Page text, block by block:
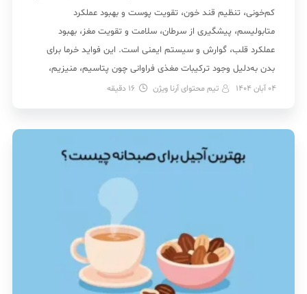
کم‌خونی، تنظیم قند خون، تقویت پوست و بهبود عملکرد
متابولیسم، پیشگیری از سرطان، سلامت و تقویت مغز، بهبود
عملکرد قلب، گوارش و سیستم ایمنی است. این فواید خرما برای
بدن به‌دلیل وجود ترکیبات مغذی فراوانی چون پتاسیم، منیزیم،
آهن، فیبر و آنتی‌اکسیدان‌های طبیعی است […]
04 آبان 1404 تیم محتوای آرنا ویژن 16 دقیقه